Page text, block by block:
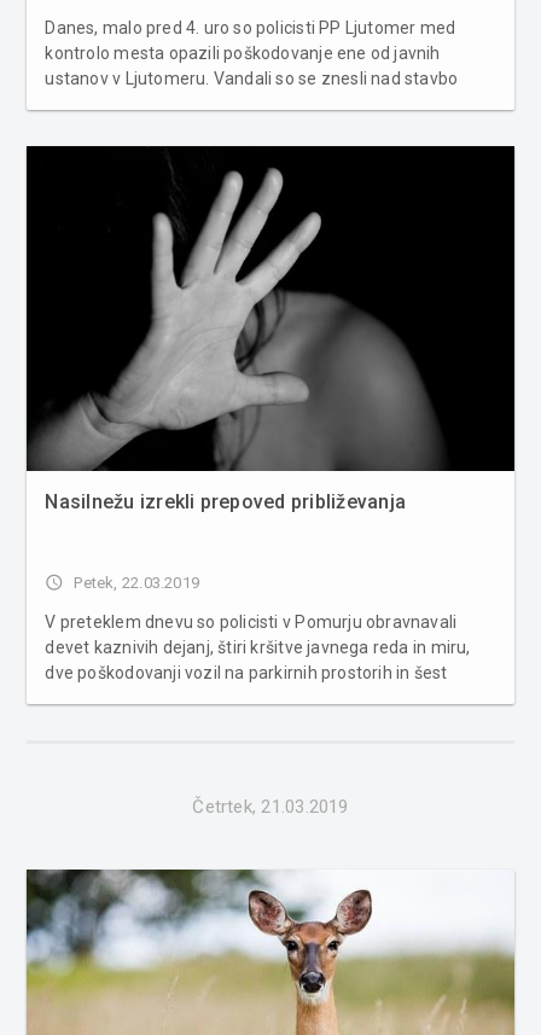
Danes, malo pred 4. uro so policisti PP Ljutomer med
kontrolo mesta opazili poškodovanje ene od javnih
ustanov v Ljutomeru. Vandali so se znesli nad stavbo
Nasilnežu izrekli prepoved približevanja
access_time Petek, 22.03.2019
V preteklem dnevu so policisti v Pomurju obravnavali
devet kaznivih dejanj, štiri kršitve javnega reda in miru,
dve poškodovanji vozil na parkirnih prostorih in šest
Četrtek, 21.03.2019